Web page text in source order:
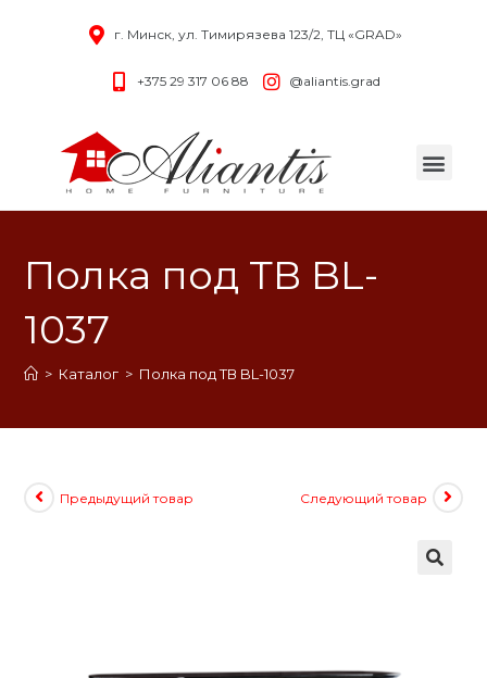
г. Минск, ул. Тимирязева 123/2, ТЦ «GRAD»
+375 29 317 06 88 @aliantis.grad
Полка под ТВ BL-
1037
> Каталог > Полка под ТВ BL-1037
Предыдущий товар Следующий товар